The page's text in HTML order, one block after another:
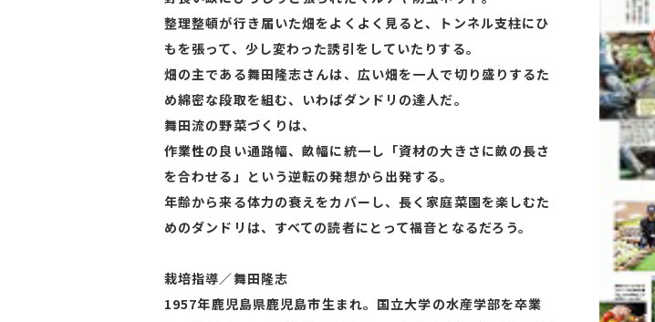
整理整頓が行き届いた畑をよくよく見ると、トンネル支柱にひ
もを張って、少し変わった誘引をしていたりする。
畑の主である舞田隆志さんは、広い畑を一人で切り盛りするた
め綿密な段取を組む、いわばダンドリの達人だ。
舞田流の野菜づくりは、
作業性の良い通路幅、畝幅に統一し「資材の大きさに畝の長さ
を合わせる」という逆転の発想から出発する。
年齢から来る体力の衰えをカバーし、長く家庭菜園を楽しむた
めのダンドリは、すべての読者にとって福音となるだろう。
栽培指導／舞田隆志
1957年鹿児島県鹿児島市生まれ。国立大学の水産学部を卒業